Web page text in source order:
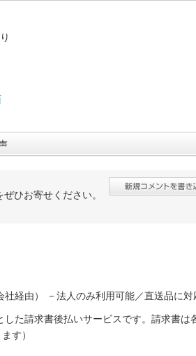
ひお寄せください。
経由） －法人のみ利用可能／直送品に対
た請求書後払いサービスです。請求書
す）